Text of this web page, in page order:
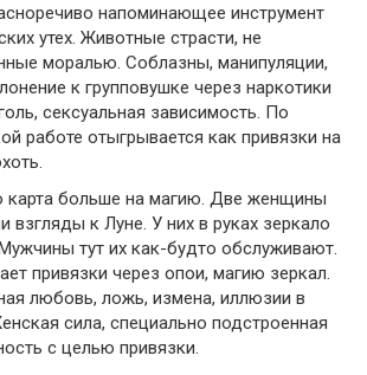
напоминающее инструмент
утех. Животные страсти, не
моралью. Соблазны, манипуляции,
к групповушке через наркотики
сексуальная зависимость. По
работе отыгрывается как привязки на
карта больше на магию. Две женщины
взгляды к Луне. У них в руках зеркало
тут их как-будто обслуживают.
привязки через опои, магию зеркал.
любовь, ложь, измена, иллюзии в
сила, специально подстроенная
с целью привязки.